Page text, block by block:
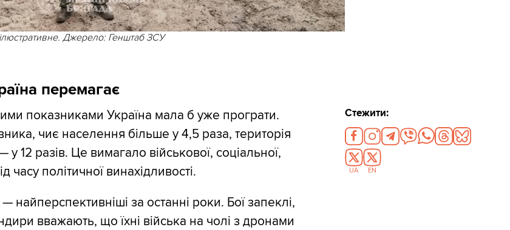
Джерело: Генштаб ЗСУ
перемагає
показниками Україна мала б уже програти.
чиє населення більше у 4,5 раза, територія
12 разів. Це вимагало військової, соціальної,
часу політичної винахідливості.
найперспективніші за останні роки. Бої запеклі,
вважають, що їхні війська на чолі з дронами
Стежити:
UA EN